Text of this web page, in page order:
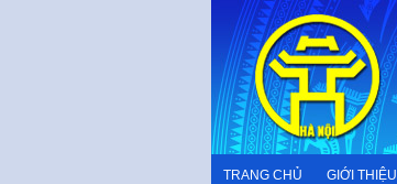
content
TRANG CHỦ GIỚI THIỆU